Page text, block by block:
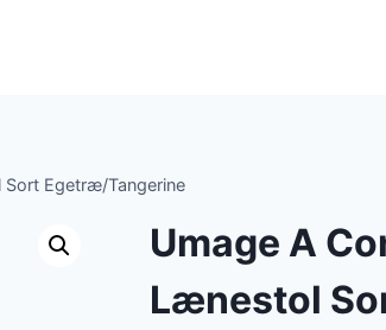
Egetræ/Tangerine
Umage A
Lænestol